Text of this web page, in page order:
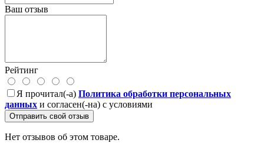
Ваш отзыв
Рейтинг
Я прочитал(-а) Политика обработки персональных
данных и согласен(-на) с условиями
Отправить свой отзыв
Нет отзывов об этом товаре.